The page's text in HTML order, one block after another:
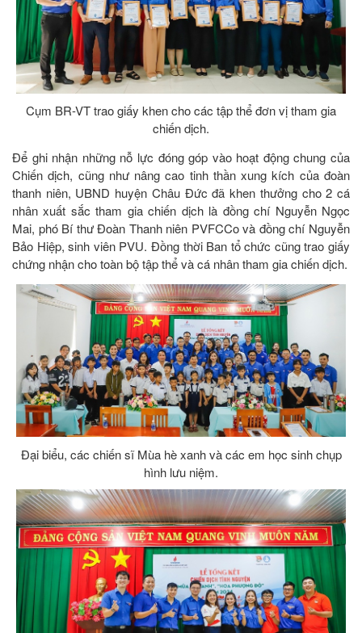
Cụm BR-VT trao giấy khen cho các tập thể đơn vị tham gia
chiến dịch.
Để ghi nhận những nỗ lực đóng góp vào hoạt động chung của
Chiến dịch, cũng như nâng cao tinh thần xung kích của đoàn
thanh niên, UBND huyện Châu Đức đã khen thưởng cho 2 cá
nhân xuất sắc tham gia chiến dịch là đồng chí Nguyễn Ngọc
Mai, phó Bí thư Đoàn Thanh niên PVFCCo và đồng chí Nguyễn
Bảo Hiệp, sinh viên PVU. Đồng thời Ban tổ chức cũng trao giấy
chứng nhận cho toàn bộ tập thể và cá nhân tham gia chiến dịch.
Đại biểu, các chiến sĩ Mùa hè xanh và các em học sinh chụp
hình lưu niệm.